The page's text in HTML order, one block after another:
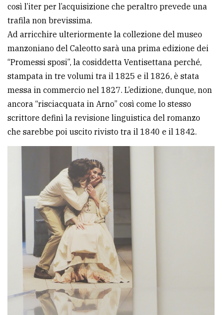
Ricerca
avanzata
LE
ALTRE
TESTATE
policy
così l’iter per l’acquisizione che peraltro prevede una
trafila non brevissima.
Ad arricchire ulteriormente la collezione del museo
manzoniano del Caleotto sarà una prima edizione dei
“Promessi sposi”, la cosiddetta Ventisettana perché,
stampata in tre volumi tra il 1825 e il 1826, è stata
messa in commercio nel 1827. L’edizione, dunque, non
ancora “risciacquata in Arno” così come lo stesso
scrittore definì la revisione linguistica del romanzo
che sarebbe poi uscito rivisto tra il 1840 e il 1842.